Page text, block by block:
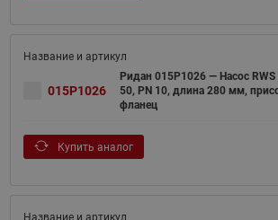
015P1026
Ридан 015P1026 — Насос RWS
50, PN 10, длина 280 мм,
фланец
Купить аналог